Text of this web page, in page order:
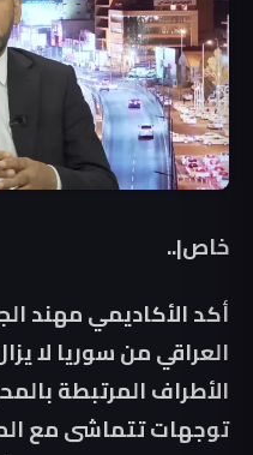
خاص|..
أكد الأكاديمي مهند
العراقي من سوريا لا
الأطراف المرتبطة
توجهات تتماشى مع